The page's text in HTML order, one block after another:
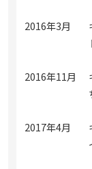
2016年3月
2016年11月
2017年4月